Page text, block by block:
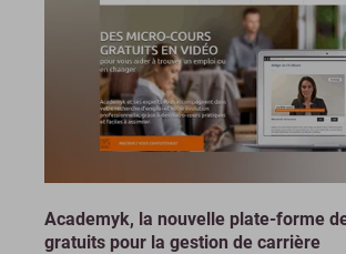
Academyk, la nouvelle plate-forme
gratuits pour la gestion de carrière